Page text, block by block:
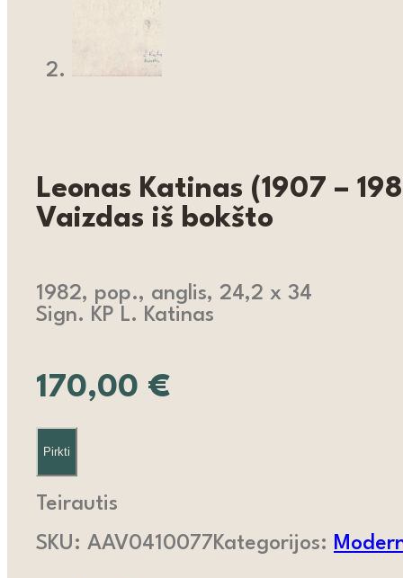
Leonas Katinas (1907 –
Vaizdas iš bokšto
1982, pop., anglis, 24,2 x 34
Sign. KP L. Katinas
170,00 €
Pirkti
Teirautis
SKU: AAV0410077Kategorijos: